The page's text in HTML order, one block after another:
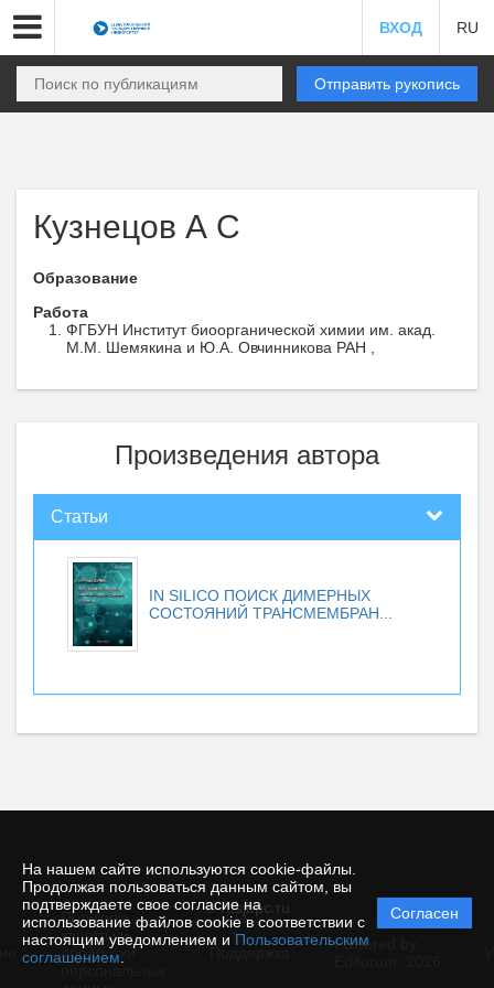
На нашем сайте используются cookie-файлы.
Продолжая пользоваться данным сайтом, вы
подтверждаете свое согласие на
использование файлов cookie в соответствии с
настоящим уведомлением и Пользовательским
соглашением
Согласен
ВХОД RU
Отправить рукопись
Кузнецов А С
Образование
Работа
ФГБУН Институт биоорганической химии им. акад.
М.М. Шемякина и Ю.А. Овчинникова РАН ,
Произведения автора
Статьи
IN SILICO ПОИСК ДИМЕРНЫХ
СОСТОЯНИЙ ТРАНСМЕМБРАН...
© rusjbpc.ru
Политика
защиты и
обработки
Powered by